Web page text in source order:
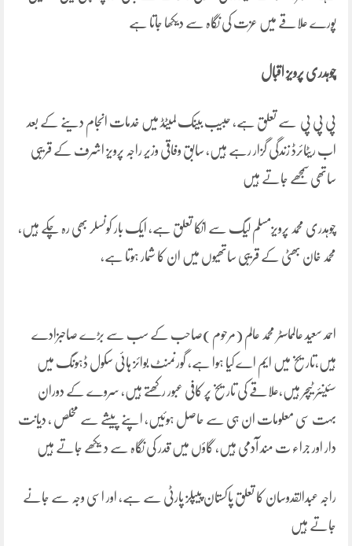
پورے علاقے میں عزت کی نگاہ سے دیکھا جاتا ہے
چوہدری پرویز اقبال
پی پی پی سے تعلق ہے، حبیب بینک لمیٹڈ میں خدمات انجام دینے کے بعد
اب ریٹائرڈ زندگی گزار رہے ہیں، سابق وفاقی وزیر راجہ پرویز اشرف کے قریبی
ساتھی سمجھے جاتے ہیں
چوہدری محمد پرویزمسلم لیگ سے انکا تعلق ہے، ایک بار کونسلر بھی رہ چکے ہیں،
محمد خان بھٹی کے قریبی ساتھیوں میں ان کا شمار ہوتا ہے،
احمد سعید عالمماسٹر محمد عالم (مرحوم )صاحب کے سب سے بڑے صاحبزادے
ہیں،تاریخ میں ایم اے کیا ہوا ہے، گورنمنٹ بوائز ہائی سکول ڈہونگ میں
سئینئر ٹیچر ہیں،علاقے کی تاریخ پر کافی عبور رکھتے ہیں، سروے کے دوران
بہت سی معلومات ان ہی سے حاصل ہوئیں، اپنے پیشے سے مخلص ، دیانت
دار اور جراء ت مند آدمی ہیں، گاؤں میں قدر کی نگاہ سے دیکھے جاتے ہیں
راجہ عبدالقدوسان کا تعلق پاکستان پیپلز پارٹی سے ہے، اور اسی وجہ سے جانے
جاتے ہیں